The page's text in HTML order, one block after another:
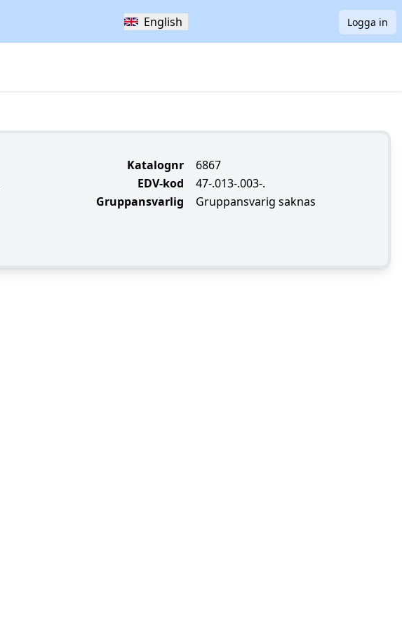
English Logga in
Katalognr
6867
EDV-kod
47-.013-.003-.
Gruppansvarlig
Gruppansvarig saknas